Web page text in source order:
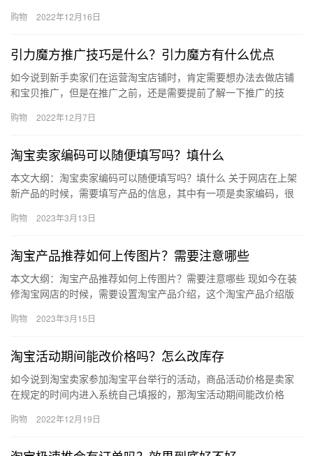
鸟裹裹…
购物 2022年12月16日
引力魔方推广技巧是什么？引力魔方有什么优点
如今说到新手卖家们在运营淘宝店铺时，肯定需要想办法去做店铺
和宝贝推广，但是在推广之前，还是需要提前了解一下推广的技
看吧。…
购物 2022年12月7日
淘宝卖家编码可以随便填写吗？填什么
本文大纲：淘宝卖家编码可以随便填写吗？填什么 关于网店在上架
新产品的时候，需要填写产品的信息，其中有一项是卖家编码，很
吗?…
购物 2023年3月13日
淘宝产品推荐如何上传图片？需要注意哪些
本文大纲：淘宝产品推荐如何上传图片？需要注意哪些 现如今在装
修淘宝网店的时候，需要设置淘宝产品介绍，这个淘宝产品介绍版
产品…
购物 2023年3月15日
淘宝活动期间能改价格吗？怎么改库存
如今说到淘宝卖家参加淘宝平台举行的活动，商品活动价格是卖家
在规定的时间内进入系统自己填报的，那淘宝活动期间能改价格
以，这…
购物 2022年12月19日